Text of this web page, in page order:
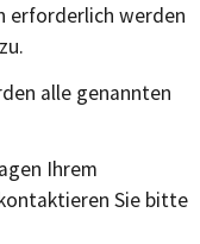
erforderlich werden
alle genannten
Ihrem
Sie bitte